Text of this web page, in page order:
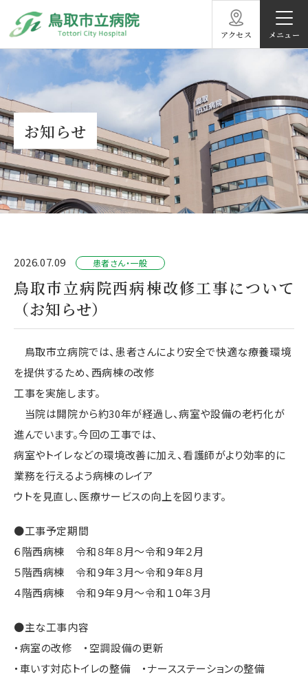
アクセス
お知らせ
2026.07.09 患者さん・一般
鳥取市立病院西病棟改修工事について
（お知らせ）
鳥取市立病院では、患者さんにより安全で快適な療養環境
を提供するため、西病棟の改修
工事を実施します。
当院は開院から約30年が経過し、病室や設備の老朽化が
進んでいます。今回の工事では、
病室やトイレなどの環境改善に加え、看護師がより効率的に
業務を行えるよう病棟のレイア
ウトを見直し、医療サービスの向上を図ります。
●工事予定期間
６階西病棟 令和８年８月～令和９年２月
５階西病棟 令和９年３月～令和９年８月
４階西病棟 令和９年９月～令和１０年３月
●主な工事内容
・病室の改修 ・空調設備の更新
・車いす対応トイレの整備 ・ナースステーションの整備